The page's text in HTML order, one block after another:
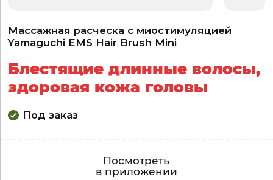
Массажная расческа с миостимуляцией
Yamaguchi EMS Hair Brush Mini
Блестящие длинные волосы,
здоровая кожа головы
Под заказ
Посмотреть
в приложении